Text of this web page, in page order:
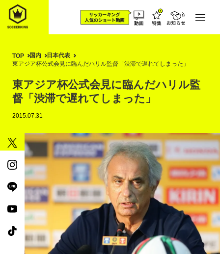
TOP 国内
日本代表
東アジア杯公式会見に臨んだハリル監督「渋滞で遅れてしまった」
東アジア杯公式会見に臨んだハリル監
督「渋滞で遅れてしまった」
2015.07.31